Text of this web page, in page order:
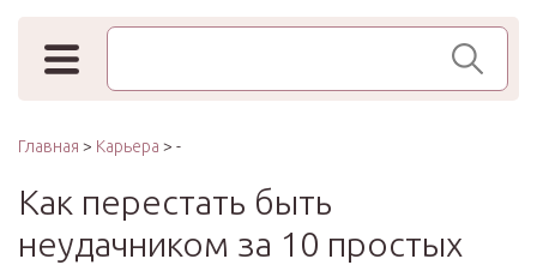
Поиск по сайту
Главная > Карьера > -
Как перестать быть
неудачником за 10 простых